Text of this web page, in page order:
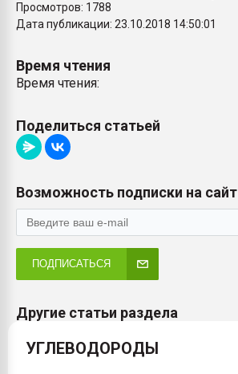
Просмотров: 1788
Дата публикации: 23.10.2018 14:50:01
Время чтения
Время чтения:
Поделиться статьей
Возможность подписки на сайт
ПОДПИСАТЬСЯ
Другие статьи раздела
УГЛЕВОДОРОДЫ